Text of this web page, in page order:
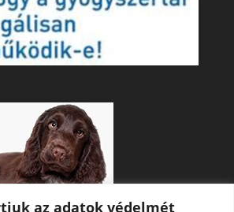
az adatok védelmét